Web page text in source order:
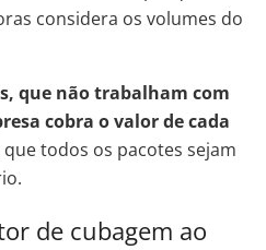
considera os volumes do
que não trabalham com
cobra o valor de cada
que todos os pacotes sejam
de cubagem ao